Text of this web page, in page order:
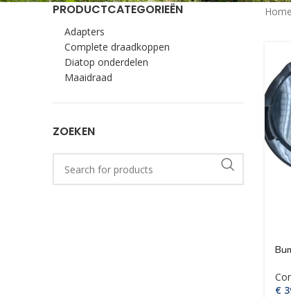
PRODUCTCATEGORIEËN
Adapters
Complete draadkoppen
Diatop onderdelen
Maaidraad
ZOEKEN
Home
€